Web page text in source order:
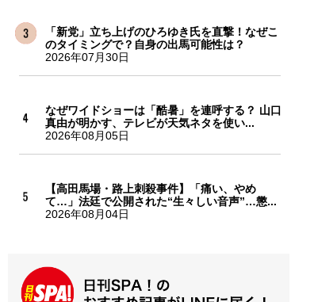
「新党」立ち上げのひろゆき氏を直撃！なぜこ
のタイミングで？自身の出馬可能性は？
2026年07月30日
なぜワイドショーは「酷暑」を連呼する？ 山口
真由が明かす、テレビが天気ネタを使い...
2026年08月05日
【高田馬場・路上刺殺事件】「痛い、やめ
て…」法廷で公開された“生々しい音声”…懲...
2026年08月04日